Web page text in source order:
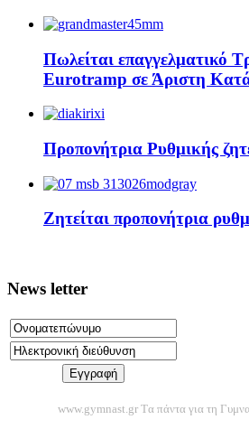
Πωλείται επαγγελματικό
Eurotramp σε Άριστη
Προπονήτρια Ρυθμικής
Ζητείται προπονήτρια
News letter
www.gymnast.gr Tα πάντα για τη